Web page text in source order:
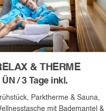
& THERME
ÜN / 3 Tage inkl.
Parktherme & Sauna,
mit Bademantel &